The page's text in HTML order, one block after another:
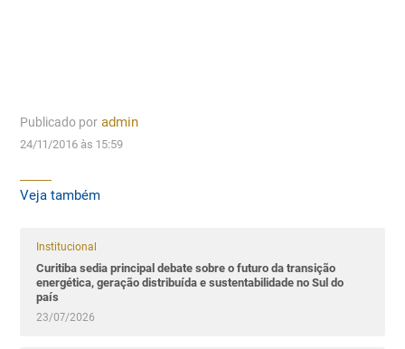
Publicado por admin
24/11/2016 às 15:59
Veja também
Institucional
Curitiba sedia principal debate sobre o futuro da transição
energética, geração distribuída e sustentabilidade no Sul do
país
23/07/2026